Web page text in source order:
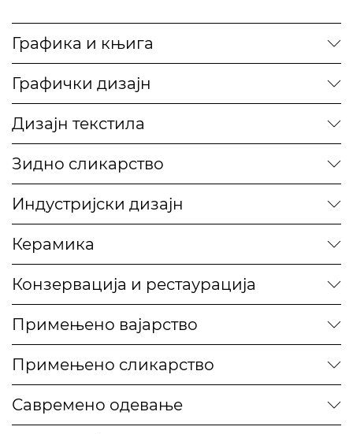
Графика и књига
Графички дизајн
Дизајн текстила
Зидно сликарство
Индустријски дизајн
Керамика
Конзервација и рестаурација
Примењено вајарство
Примењено сликарство
Савремено одевање